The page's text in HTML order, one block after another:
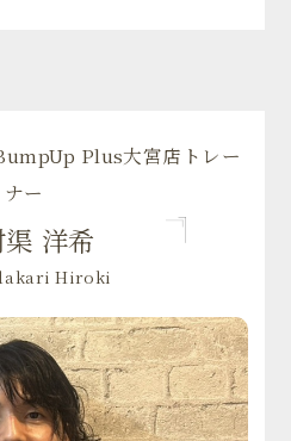
Plus大宮店トレー
ナー
洋希
Hiroki